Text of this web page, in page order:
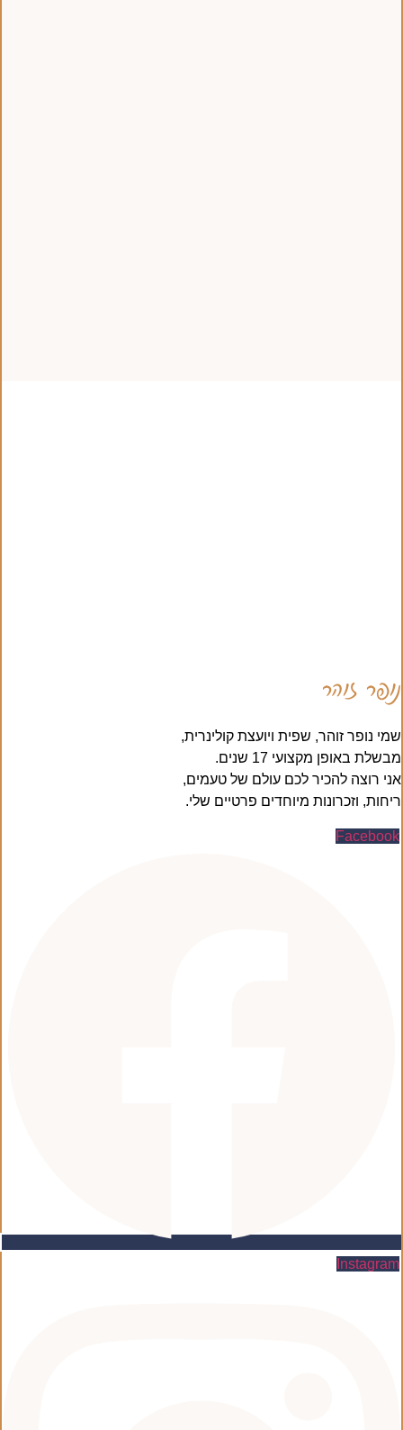
נופר זוהר
שמי נופר זוהר, שפית ויועצת קולינרית,
מבשלת באופן מקצועי 17 שנים.
אני רוצה להכיר לכם עולם של טעמים,
ריחות, וזכרונות מיוחדים פרטיים שלי.
Facebook
Instagram